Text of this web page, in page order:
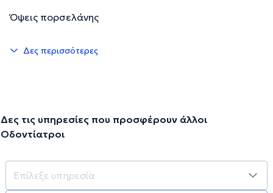
Όψεις πορσελάνης
Δες περισσότερες
Δες τις υπηρεσίες που προσφέρουν άλλοι
Οδοντίατροι